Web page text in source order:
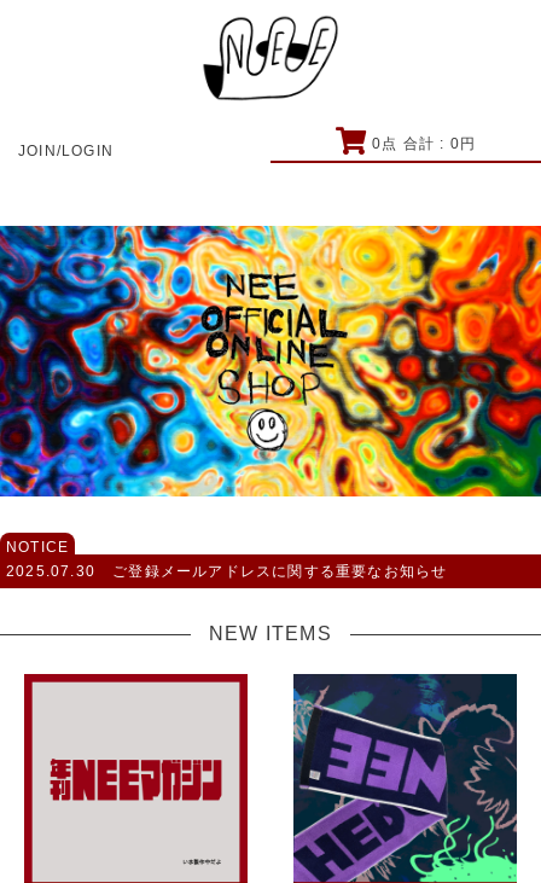
JOIN/LOGIN 0点 合計 : 0 円
NOTICE
2025.07.30
ご登録メールアドレスに関する重要なお知らせ
NEW ITEMS